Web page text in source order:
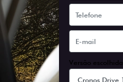
Versão escolhida